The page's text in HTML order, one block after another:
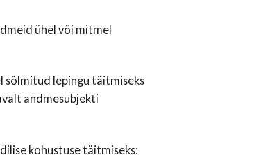
ühel või mitmel
sõlmitud lepingu täitmiseks
andmesubjekti
kohustuse täitmiseks;